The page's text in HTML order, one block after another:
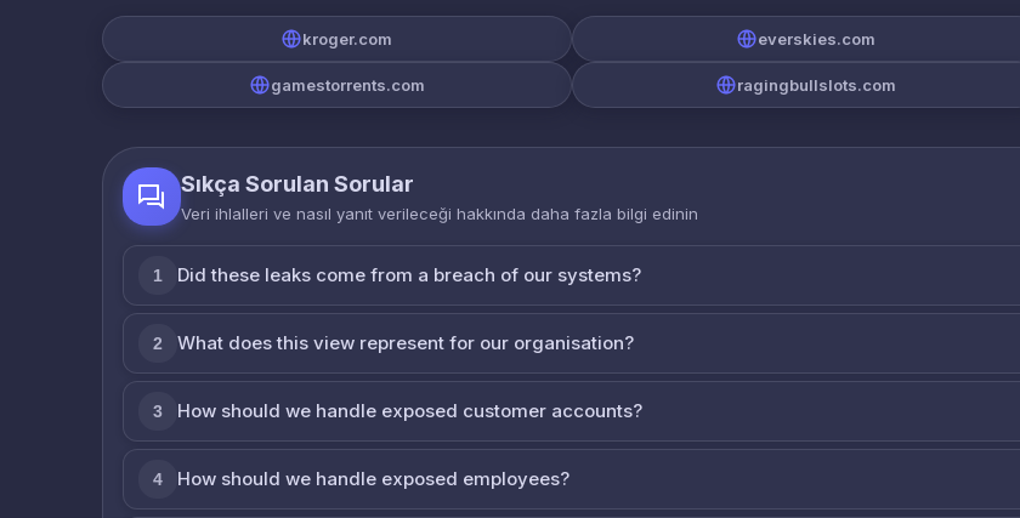
kroger.com everskies.com
gamestorrents.com ragingbullslots.com
Sıkça Sorulan Sorular
Veri ihlalleri ve nasıl yanıt verileceği hakkında daha fazla bilgi edinin
1 Did these leaks come from a breach of our systems?
2 What does this view represent for our organisation?
3 How should we handle exposed customer accounts?
4 How should we handle exposed employees?